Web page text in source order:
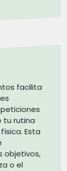
facilita
tu rutina
Esta
objetivos,
o el